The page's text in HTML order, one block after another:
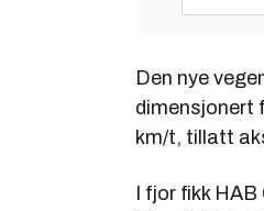
Den nye
dimensjonert
km/t, tillatt
I fjor fikk